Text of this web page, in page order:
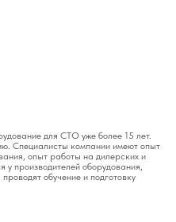
для СТО уже более 15 лет.
Специалисты компании имеют опыт
опыт работы на дилерских и
производителей оборудования,
обучение и подготовку